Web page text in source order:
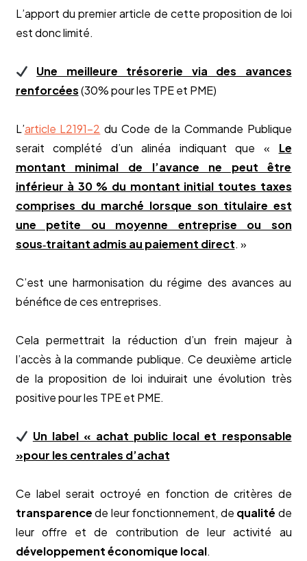
L’apport du premier article de cette proposition de loi
est donc limité.
Une meilleure trésorerie via des avances
renforcées(30% pour les TPE et PME)
L’article L2191-2 du Code de la Commande Publique
serait complété d’un alinéa indiquant que « Le
montant minimal de l’avance ne peut être
inférieur à 30 % du montant initial toutes taxes
comprises du marché lorsque son titulaire est
une petite ou moyenne entreprise ou son
sous‑traitant admis au paiement direct. »
C’est une harmonisation du régime des avances au
bénéfice de ces entreprises.
Cela permettrait la réduction d’un frein majeur à
l’accès à la commande publique. Ce deuxième article
de la proposition de loi induirait une évolution très
positive pour les TPE et PME.
Un label « achat public local et responsable
»pour les centrales d’achat
Ce label serait octroyé en fonction de critères de
transparencede leur fonctionnement, de qualité de
leur offre et de contribution de leur activité au
développement économique local.